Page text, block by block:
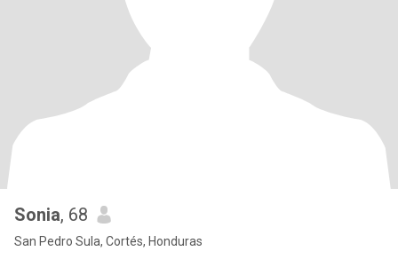
Sonia, 68
San Pedro Sula, Cortés, Honduras